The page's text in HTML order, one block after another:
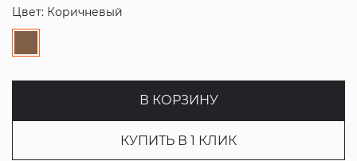
Цвет: Коричневый
В КОРЗИНУ
КУПИТЬ В 1 КЛИК